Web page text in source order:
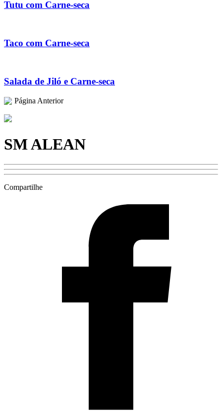
Tutu com Carne-seca
Taco com Carne-seca
Salada de Jiló e Carne-seca
Página Anterior
SM ALEAN
Compartilhe